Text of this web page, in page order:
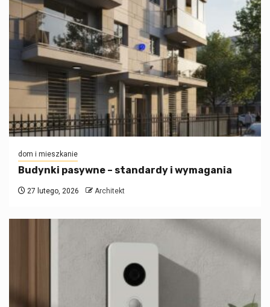
dom i mieszkanie
Budynki pasywne – standardy i wymagania
27 lutego, 2026 Architekt